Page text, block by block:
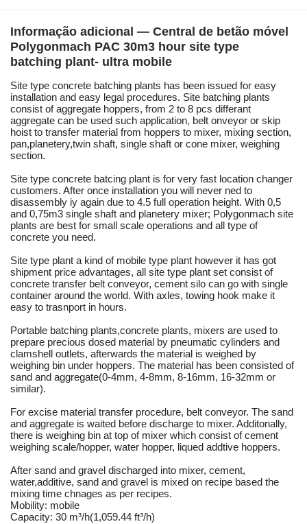
Informação adicional — Central de betão móvel
Polygonmach PAC 30m3 hour site type
batching plant- ultra mobile
Site type concrete batching plants has been issued for easy
installation and easy legal procedures. Site batching plants
consist of aggregate hoppers, from 2 to 8 pcs differant
aggregate can be used such application, belt onveyor or skip
hoist to transfer material from hoppers to mixer, mixing section,
pan,planetery,twin shaft, single shaft or cone mixer, weighing
section.
Site type concrete batcing plant is for very fast location changer
customers. After once installation you will never ned to
disassembly iy again due to 4.5 full operation height. With 0,5
and 0,75m3 single shaft and planetery mixer; Polygonmach site
plants are best for small scale operations and all type of
concrete you need.
Site type plant a kind of mobile type plant however it has got
shipment price advantages, all site type plant set consist of
concrete transfer belt conveyor, cement silo can go with single
container around the world. With axles, towing hook make it
easy to trasnport in hours.
Portable batching plants,concrete plants, mixers are used to
prepare precious dosed material by pneumatic cylinders and
clamshell outlets, afterwards the material is weighed by
weighing bin under hoppers. The material has been consisted of
sand and aggregate(0-4mm, 4-8mm, 8-16mm, 16-32mm or
similar).
For excise material transfer procedure, belt conveyor. The sand
and aggregate is waited before discharge to mixer. Additonally,
there is weighing bin at top of mixer which consist of cement
weighing scale/hopper, water hopper, liqued addtive hoppers.
After sand and gravel discharged into mixer, cement,
water,additive, sand and gravel is mixed on recipe based the
mixing time chnages as per recipes.
Mobility: mobile
Capacity: 30 m³/h(1,059.44 ft³/h)